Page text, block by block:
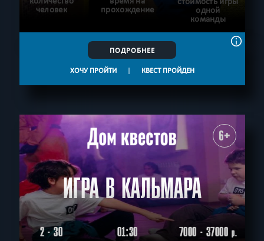
человек
прохождение
одной
команды
ПОДРОБНЕЕ
ХОЧУ ПРОЙТИ | КВЕСТ ПРОЙДЕН
6+
ИГРА В КАЛЬМАРА
2 - 30 01:30 7000 - 37000р.